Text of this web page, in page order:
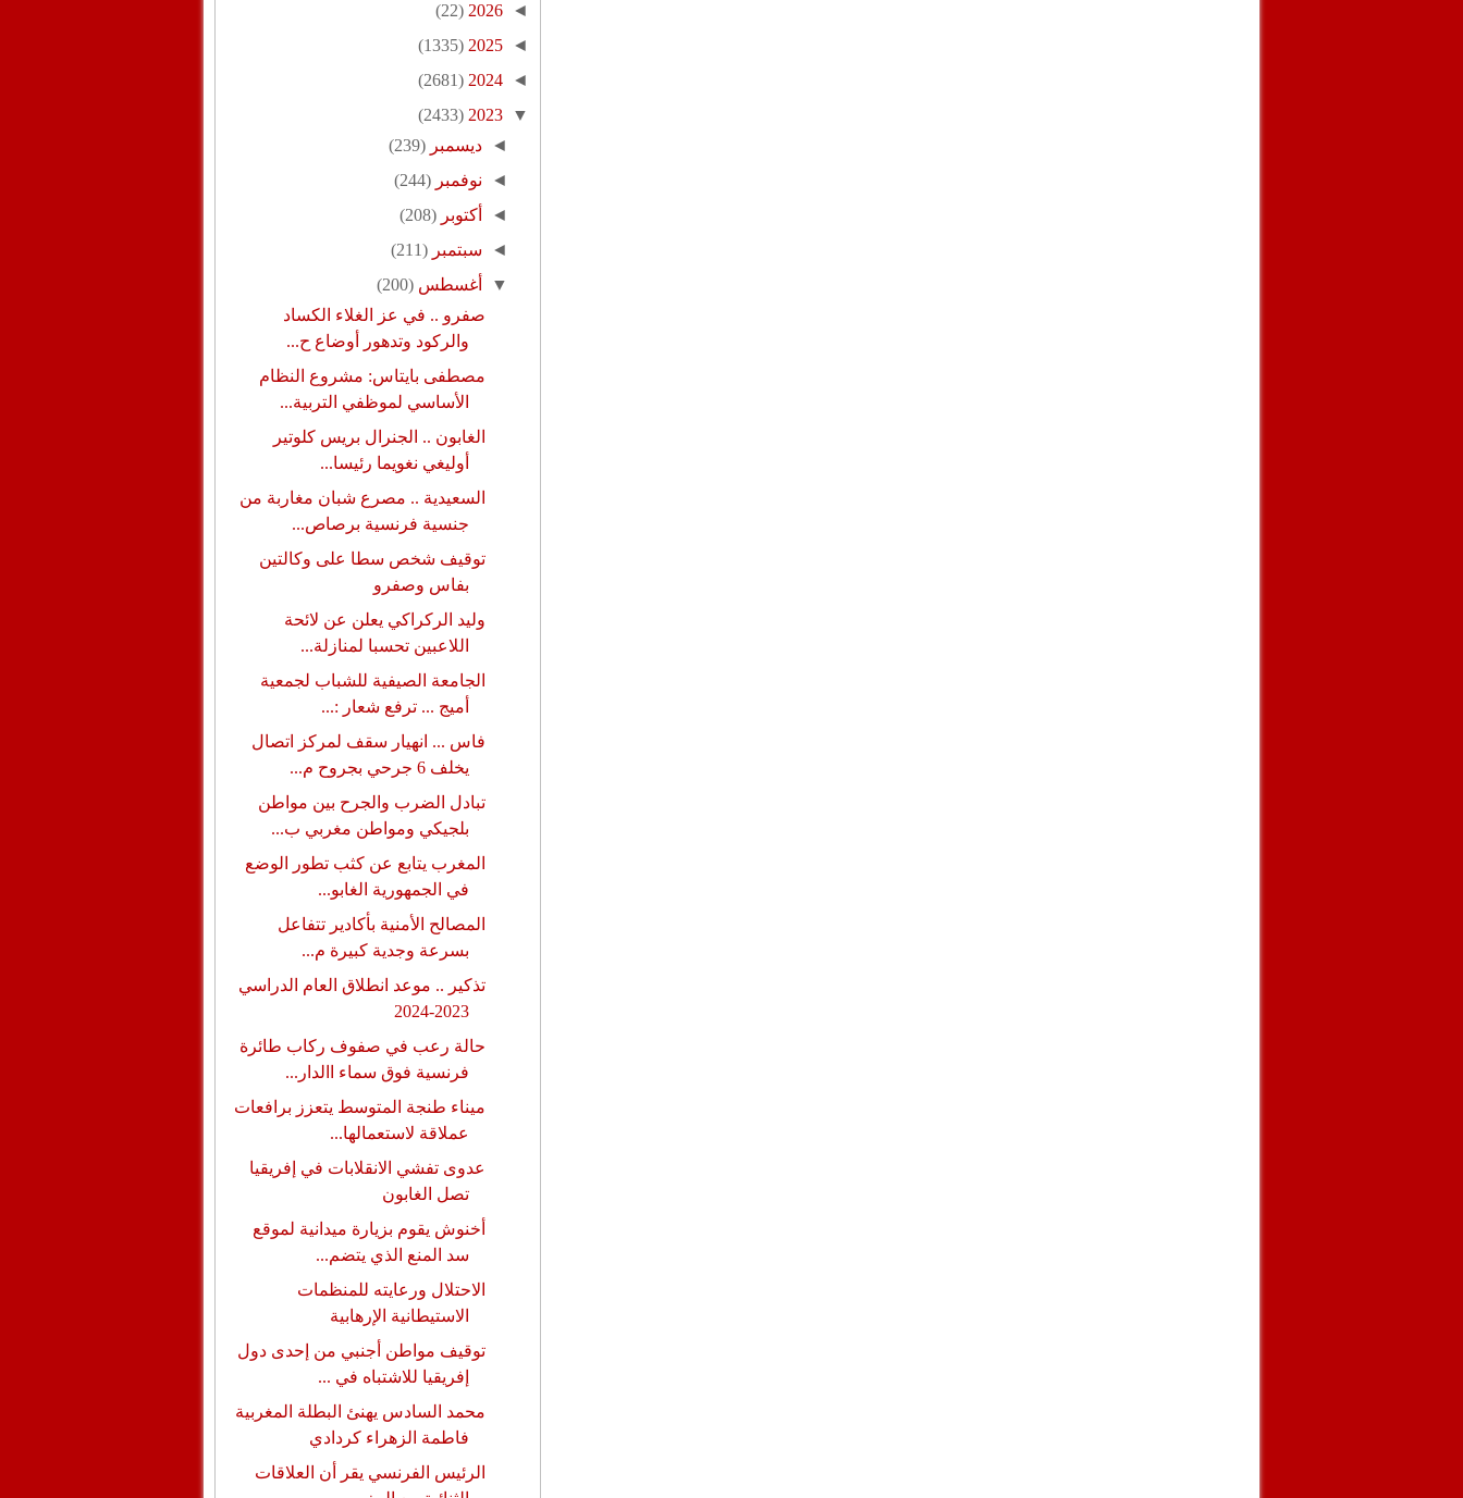
◄
2026
(22)
◄
2025
(1335)
◄
2024
(2681)
▼
2023
(2433)
◄ديسمبر(239)
◄ نوفمبر(244)
◄
أكتوبر(208)
◄ سبتمبر(211)
▼
أغسطس(200)
صفرو .. في عز الغلاء الكساد
والركود وتدهور أوضاع ح...
مصطفى بايتاس: مشروع النظام
الأساسي لموظفي التربية...
الغابون .. الجنرال بريس كلوتير
أوليغي نغويما رئيسا...
السعيدية .. مصرع شبان مغاربة من
جنسية فرنسية برصاص...
توقيف شخص سطا على وكالتين
بفاس وصفرو
وليد الركراكي يعلن عن لائحة
اللاعبين تحسبا لمنازلة...
الجامعة الصيفية للشباب لجمعية
أميج ... ترفع شعار :...
فاس ... انهيار سقف لمركز اتصال
يخلف 6 جرحي بجروح م...
تبادل الضرب والجرح بين مواطن
بلجيكي ومواطن مغربي ب...
المغرب يتابع عن كثب تطور الوضع
في الجمهورية الغابو...
المصالح الأمنية بأكادير تتفاعل
بسرعة وجدية كبيرة م...
تذكير .. موعد انطلاق العام الدراسي
2023-2024
حالة رعب في صفوف ركاب طائرة
فرنسية فوق سماء االدار...
ميناء طنجة المتوسط يتعزز برافعات
عملاقة لاستعمالها...
عدوى تفشي الانقلابات في إفريقيا
تصل الغابون
أخنوش يقوم بزيارة ميدانية لموقع
سد المنع الذي يتضم...
الاحتلال ورعايته للمنظمات
الاستيطانية الإرهابية
توقيف مواطن أجنبي من إحدى دول
إفريقيا للاشتباه في ...
محمد السادس يهنئ البطلة المغربية
فاطمة الزهراء كردادي
الرئيس الفرنسي يقر أن العلاقات